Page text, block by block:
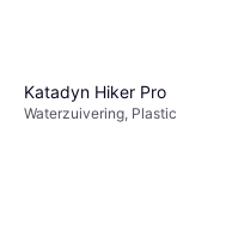
Katadyn Hiker Pro
Waterzuivering, Plastic